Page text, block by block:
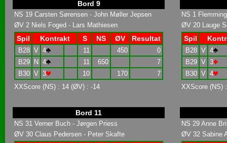
Bord 9
NS 19 Carsten Sørensen - John Møller Jepsen
ØV 2 Niels Foged - Lars Mathiesen
Spil Kontrakt S NS ØV Resultat
B28 V 4 11 450
0
B29
N 4 11 650
7
B30 V 3 10 170
7
XXScore (NS) : 14 (ØV) : -14
NS 1
ØV 20 Lauge
Spil
B28 V 4
B29 V 3
B30 V 4
XXScore (NS)
Bord 11
NS 31 Verner Buch - Jørgen Priess
ØV 30 Claus Pedersen - Peter Skafte
NS 29 Anne
ØV 32 Sabine